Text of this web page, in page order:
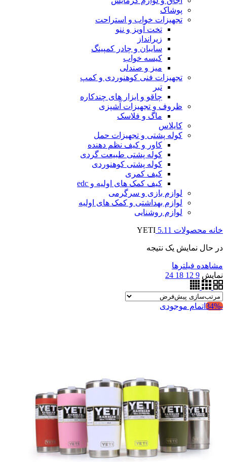
پوشاک
تجهیزات خواب و استراحت
تخت آویز و ننو
زیرانداز
سایبان و چادر کمپینگ
کیسه خواب
میز و صندلی
تجهیزات فنی کوهنوردی و کمپ
تبر
چاقو و ابزار های چندکاره
ظروف و تجهیزات آشپزی
ماگ و فلاسک
کایلاس
کوله پشتی و تجهیزات حمل
کاور و کیف نظم دهنده
کوله پشتی طبیعت گردی
کوله پشتی کوهنوردی
کیف کمری
کیف کمک های اولیه و edc
لوازم بازی و سرگرمی
لوازم بهداشتی و کمک های اولیه
لوازم روشنایی
خانه محصولات 5.11
YETI
در حال نمایش یک نتیجه
مشاهده فیلترها
نمایش 9
12
18
24
-34% اتمام موجودی